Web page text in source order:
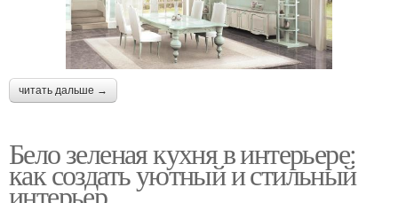
читать дальше →
Бело зеленая кухня в интерьере:
как создать уютный и стильный